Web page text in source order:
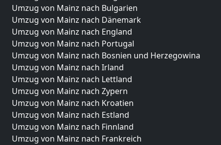
Umzug von Mainz nach Bulgarien
Umzug von Mainz nach Dänemark
Umzug von Mainz nach England
Umzug von Mainz nach Portugal
Umzug von Mainz nach Bosnien und Herzegowina
Umzug von Mainz nach Irland
Umzug von Mainz nach Lettland
Umzug von Mainz nach Zypern
Umzug von Mainz nach Kroatien
Umzug von Mainz nach Estland
Umzug von Mainz nach Finnland
Umzug von Mainz nach Frankreich